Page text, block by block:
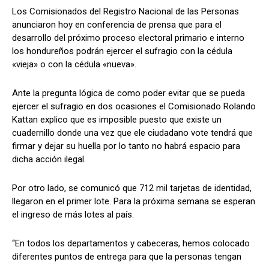
Comparta
Facebook X WhatsApp
Comparta
Facebook X WhatsApp
Los Comisionados del Registro Nacional de las Personas
anunciaron hoy en conferencia de prensa que para el
desarrollo del próximo proceso electoral primario e interno
los hondureños podrán ejercer el sufragio con la cédula
«vieja» o con la cédula «nueva».
Ante la pregunta lógica de como poder evitar que se pueda
ejercer el sufragio en dos ocasiones el Comisionado Rolando
Kattan explico que es imposible puesto que existe un
cuadernillo donde una vez que ele ciudadano vote tendrá que
firmar y dejar su huella por lo tanto no habrá espacio para
dicha acción ilegal.
Por otro lado, se comunicó que 712 mil tarjetas de identidad,
llegaron en el primer lote. Para la próxima semana se esperan
el ingreso de más lotes al país.
“En todos los departamentos y cabeceras, hemos colocado
diferentes puntos de entrega para que la personas tengan